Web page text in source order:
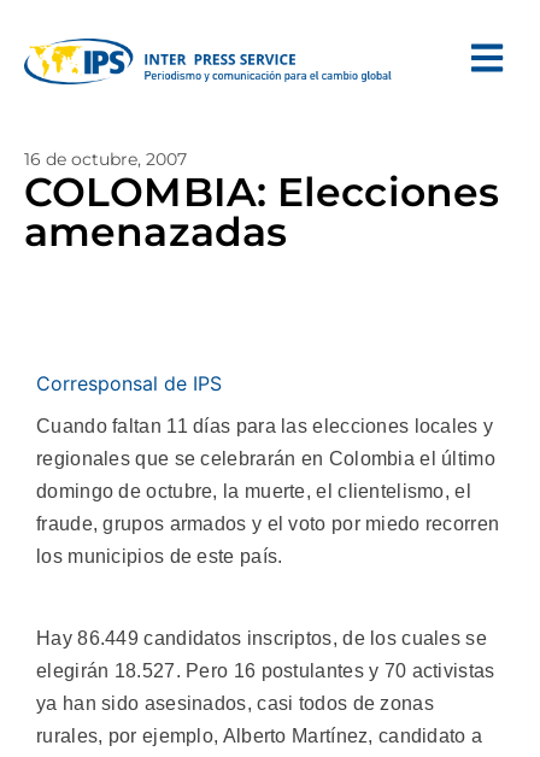
16 de octubre, 2007
COLOMBIA: Elecciones
amenazadas
Corresponsal de IPS
Cuando faltan 11 días para las elecciones locales y
regionales que se celebrarán en Colombia el último
domingo de octubre, la muerte, el clientelismo, el
fraude, grupos armados y el voto por miedo recorren
los municipios de este país.
Hay 86.449 candidatos inscriptos, de los cuales se
elegirán 18.527. Pero 16 postulantes y 70 activistas
ya han sido asesinados, casi todos de zonas
rurales, por ejemplo, Alberto Martínez, candidato a